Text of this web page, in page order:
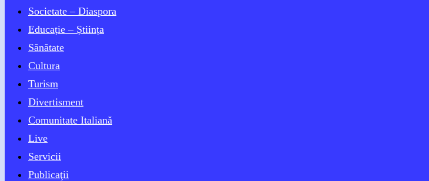
Societate – Diaspora
Educație – Știința
Sănătate
Cultura
Turism
Divertisment
Comunitate Italiană
Live
Servicii
Publicaţii